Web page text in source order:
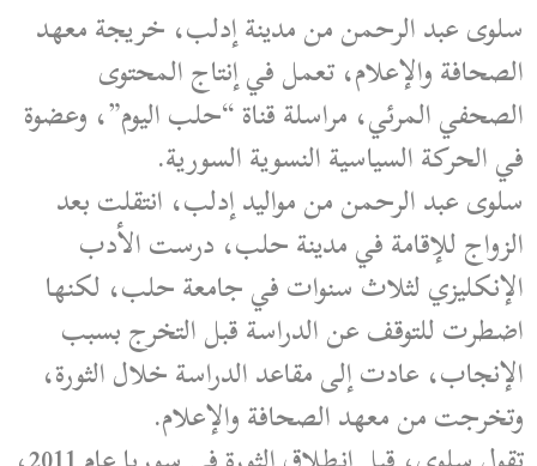
سلوى عبد الرحمن من مدينة إدلب، خريجة معهد
الصحافة والإعلام، تعمل في إنتاج المحتوى
الصحفي المرئي، مراسلة قناة “حلب اليوم”، وعضوة
في الحركة السياسية النسوية السورية.
سلوى عبد الرحمن من مواليد إدلب، انتقلت بعد
الزواج للإقامة في مدينة حلب، درست الأدب
الإنكليزي لثلاث سنوات في جامعة حلب، لكنها
اضطرت للتوقف عن الدراسة قبل التخرج بسبب
الإنجاب، عادت إلى مقاعد الدراسة خلال الثورة،
وتخرجت من معهد الصحافة والإعلام.